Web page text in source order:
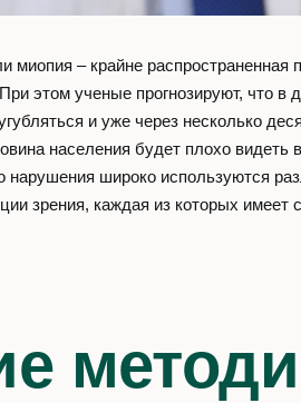
с 8:00 до 22:00
г. Москва,
Украинский
д. 6
миопия – крайне распространенная
этом ученые прогнозируют, что в
и уже через несколько
населения будет плохо видеть
нарушения широко используются
зрения, каждая из которых имеет